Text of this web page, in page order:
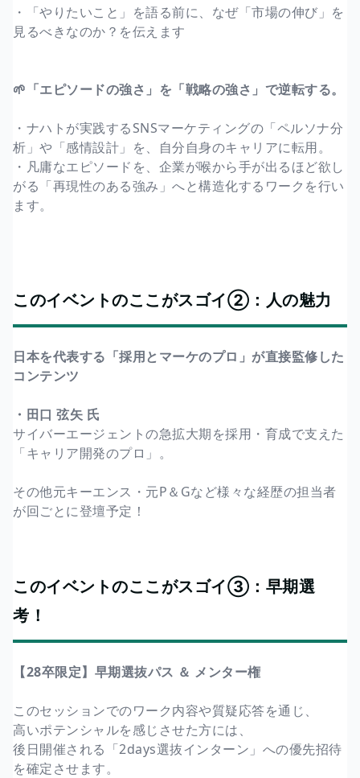
・「やりたいこと」を語る前に、なぜ「市場の伸び」を
見るべきなのか？を伝えます
🌱「エピソードの強さ」を「戦略の強さ」で逆転する。
・ナハトが実践するSNSマーケティングの「ペルソナ分
析」や「感情設計」を、自分自身のキャリアに転用。
・凡庸なエピソードを、企業が喉から手が出るほど欲し
がる「再現性のある強み」へと構造化するワークを行い
ます。
このイベントのここがスゴイ②：人の魅力
日本を代表する「採用とマーケのプロ」が直接監修した
コンテンツ
・田口 弦矢 氏
サイバーエージェントの急拡大期を採用・育成で支えた
「キャリア開発のプロ」。
その他元キーエンス・元P＆Gなど様々な経歴の担当者
が回ごとに登壇予定！
このイベントのここがスゴイ③：早期選
考！
【28卒限定】早期選抜パス ＆ メンター権
このセッションでのワーク内容や質疑応答を通じ、
高いポテンシャルを感じさせた方には、
後日開催される「2days選抜インターン」への優先招待
を確定させます。